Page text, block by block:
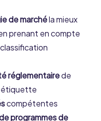
de marchéla mieux
prenant en compte
réglementairede
étiquette
compétentes
programmes de